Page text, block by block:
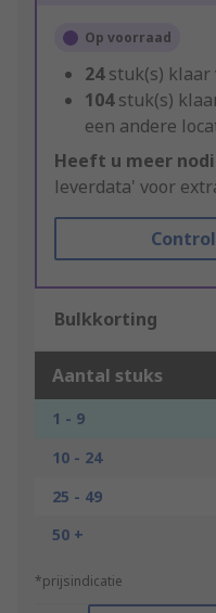
Op voorraad
24stuk(s) klaar
104stuk(s)
een andere
Heeft u meer
leverdata' voor
Bulkkorting
Aantal stuks
1 - 9
10 - 24
25 - 49
50 +
*prijsindicatie